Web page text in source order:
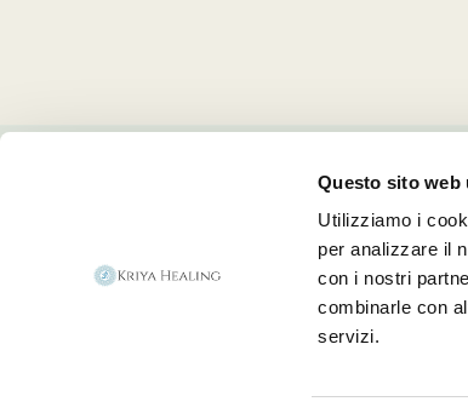
Questo sito web
Utilizziamo i
per analizzare il
con i nostri
combinarle con
servizi.